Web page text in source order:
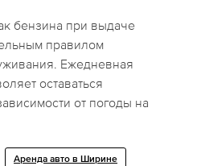
бензина при выдаче
правилом
Ежедневная
оставаться
от погоды на
Аренда авто в Ширине